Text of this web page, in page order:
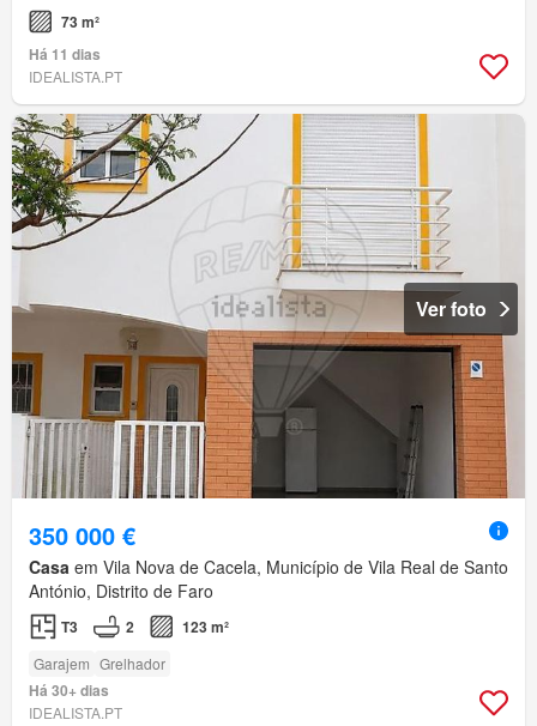
73 m²
Há 11 dias
IDEALISTA.PT
Ver foto
350 000 €
Casa em Vila Nova de Cacela, Município de Vila Real de Santo
António, Distrito de Faro
T3 2 123 m²
Garajem Grelhador
Há 30+ dias
IDEALISTA.PT